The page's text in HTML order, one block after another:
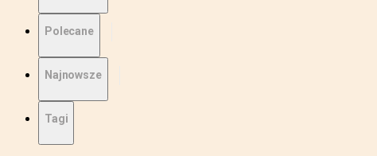
Polecane
Najnowsze
Tagi